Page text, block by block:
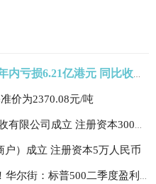
价为2370.08元/吨
）成立 注册资本5万人民币